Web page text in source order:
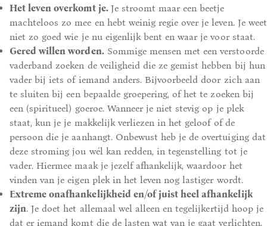
Het leven overkomt je. Je stroomt maar een beetje
machteloos zo mee en hebt weinig regie over je leven. Je weet
niet zo goed wie je nu eigenlijk bent en waar je voor staat.
Gered willen worden. Sommige mensen met een verstoorde
vaderband zoeken de veiligheid die ze gemist hebben bij hun
vader bij iets of iemand anders. Bijvoorbeeld door zich aan
te sluiten bij een bepaalde groepering, of het te zoeken bij
een (spiritueel) goeroe. Wanneer je niet stevig op je plek
staat, kun je je makkelijk verliezen in het geloof of de
persoon die je aanhangt. Onbewust heb je de overtuiging dat
deze stroming jou wél kan redden, in tegenstelling tot je
vader. Hiermee maak je jezelf afhankelijk, waardoor het
vinden van je eigen plek in het leven nog lastiger wordt.
Extreme onafhankelijkheid en/of juist heel afhankelijk
zijn. Je doet het allemaal wel alleen en tegelijkertijd hoop je
dat er iemand komt die de lasten wat van je gaat verlichten.